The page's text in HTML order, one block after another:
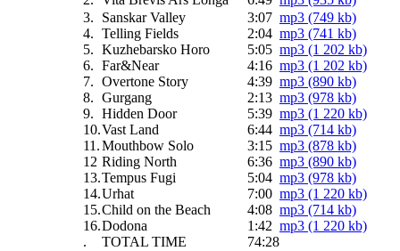
3.
Sanskar Valley 3:07 mp3 (749 kb)
4. Telling Fields 2:04 mp3 (741 kb)
5. Kuzhebarsko Horo 5:05 mp3 (1 202 kb)
6. Far&Near 4:16 mp3 (1 202 kb)
7. Overtone Story 4:39 mp3 (890 kb)
8. Gurgang 2:13 mp3 (978 kb)
9. Hidden Door 5:39 mp3 (1 220 kb)
10.Vast Land 6:44 mp3 (714 kb)
11.Mouthbow Solo 3:15 mp3 (878 kb)
12 Riding North 6:36 mp3 (890 kb)
13.Tempus Fugi 5:04 mp3 (978 kb)
14.Urhat 7:00 mp3 (1 220 kb)
15.Child on the Beach 4:08 mp3 (714 kb)
16.Dodona 1:42 mp3 (1 220 kb)
.
TOTAL TIME 74:28